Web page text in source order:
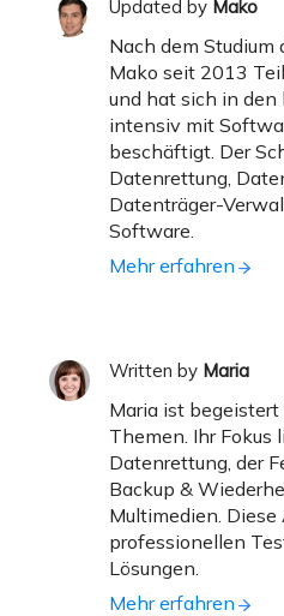
Updated by Mako
Nach dem Studium
Mako seit 2013
und hat sich in den
intensiv mit
beschäftigt. Der
Datenrettung,
Datenträger-
Software.
Mehr erfahren
Written by Maria
Maria ist
Themen. Ihr Fokus
Datenrettung, der
Backup &
Multimedien.
professionellen
Lösungen.
Mehr erfahren